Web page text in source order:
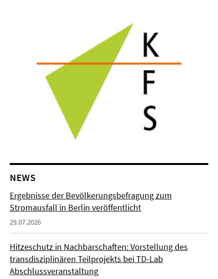
NEWS
Ergebnisse der Bevölkerungsbefragung zum
Stromausfall in Berlin veröffentlicht
29.07.2026
Hitzeschutz in Nachbarschaften: Vorstellung des
transdisziplinären Teilprojekts bei TD-Lab
Abschlussveranstaltung